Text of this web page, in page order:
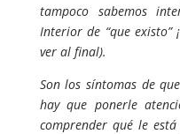
tampoco sabemos
Interior de “que existo”
ver al final).
Son los síntomas de
hay que ponerle
comprender qué le